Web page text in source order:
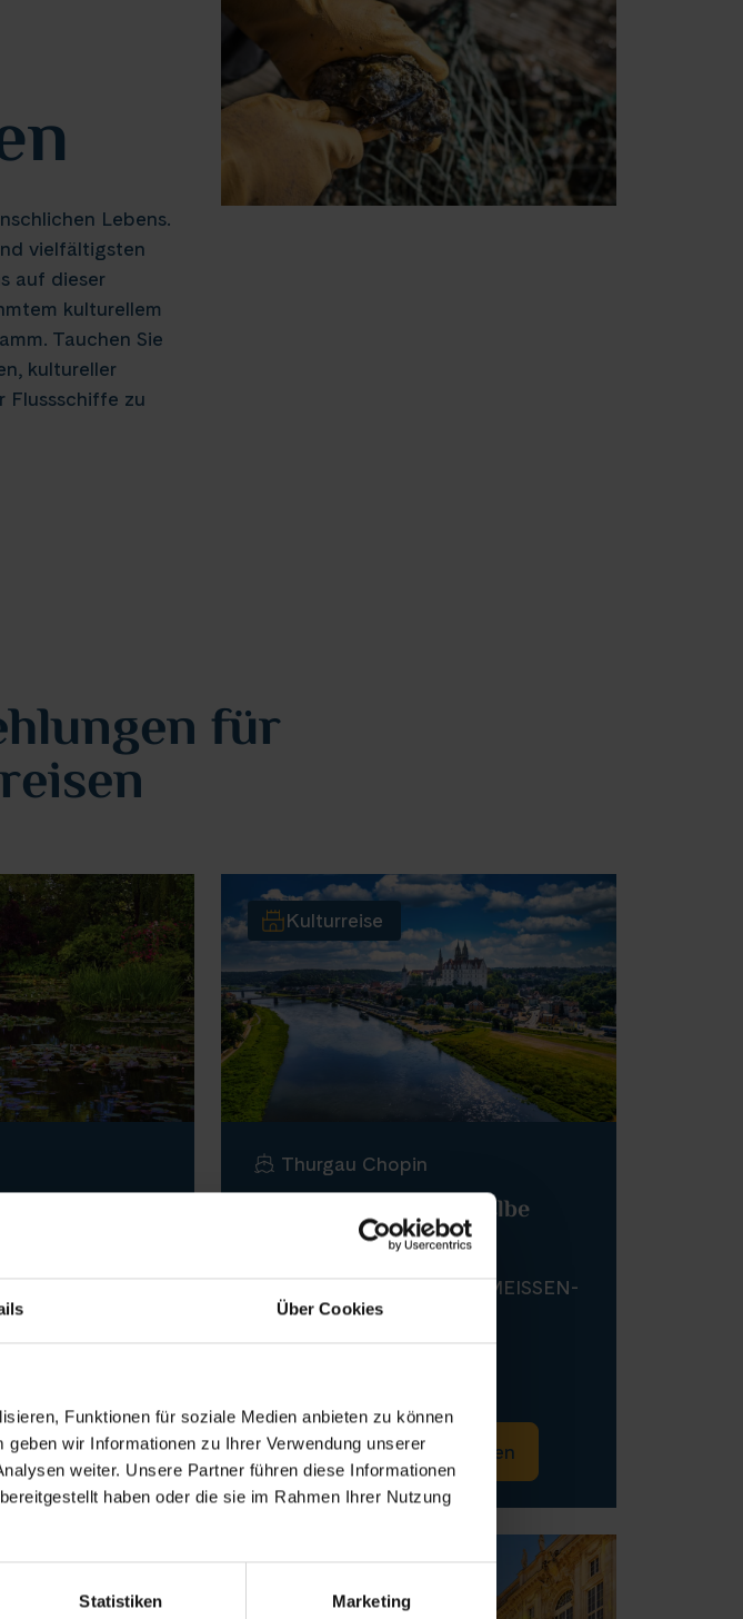
Über Cookies
Funktionen für soziale Medien anbieten zu können
wir Informationen zu Ihrer Verwendung unserer
weiter. Unsere Partner führen diese Informationen
haben oder die sie im Rahmen Ihrer Nutzung
Statistiken Marketing
Lebens.
vielfältigsten
auf dieser
kulturellem
Tauchen Sie
kultureller
Flussschiffe zu
für
Buchen
Kulturreise
Thurgau Chopin
Frühlings-Hit auf der Elbe
BERLIN-MAGDEBURG-MEISSEN-D
RESDEN
März 2027
Informationen Buchen